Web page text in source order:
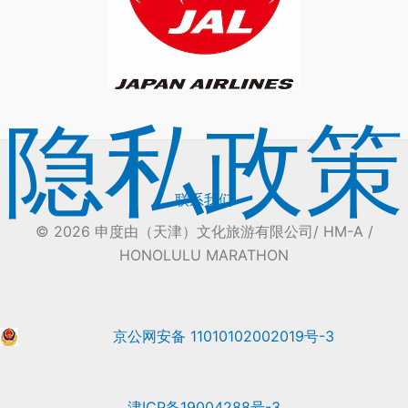
隐私政策
联系我们
© 2026 申度由（天津）文化旅游有限公司/ HM-A /
HONOLULU MARATHON
京公网安备 11010102002019号-3